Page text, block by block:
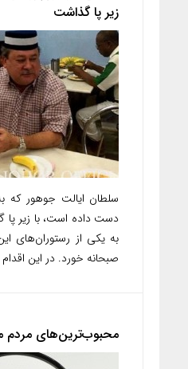
زیر پا گذاشت
سلطان ایالت جوهور که
دست داده است، با زیر پا
به یکی از رستوران‌های
صبحانه خورد. در این
محبوب‌ترین‌های مردم